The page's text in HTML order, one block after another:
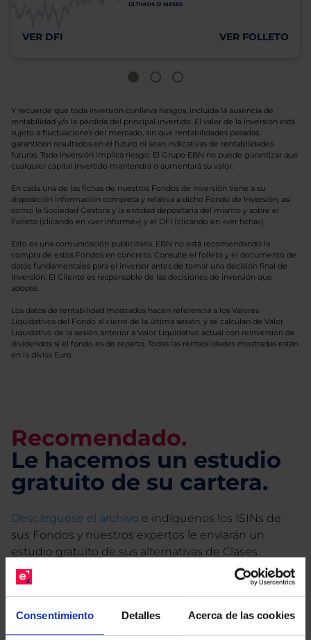
Consentimiento Detalles Acerca de las cookies
ÚLTIMOS 12 MESES
VER DFI VER FOLLETO
Y recuerde que toda inversión conlleva riesgos, incluida la ausencia de
rentabilidad y/o la pérdida del principal invertido. El valor de la inversión está
sujeto a fluctuaciones del mercado, sin que rentabilidades pasadas
garanticen resultados en el futuro ni sean indicativas de rentabilidades
futuras. Toda inversión implica riesgo. El Grupo EBN no puede garantizar que
cualquier capital invertido mantendrá o aumentará su valor.
En cada una de las fichas de nuestros Fondos de Inversión tiene a su
disposición información completa y relativa a dicho Fondo de Inversión, así
como la Sociedad Gestora y la entidad depositaria del mismo y sobre el
Folleto (clicando en «ver informe») y el DFI (clicando en «ver ficha»).
Esto es una comunicación publicitaria. EBN no está recomendando la
compra de estos Fondos en concreto. Consulte el folleto y el documento de
datos fundamentales para el inversor antes de tomar una decisión final de
inversión. El Cliente es responsable de las decisiones de inversión que
adopte.
Los datos de rentabilidad mostrados hacen referencia a los Valores
Liquidativos del Fondo al cierre de la última sesión, y se calculan de Valor
Liquidativo de la sesión anterior a Valor Liquidativo actual con reinversión de
dividendos si el fondo es de reparto. Todas las rentabilidades mostradas están
en la divisa Euro.
Recomendado.
Le hacemos un estudio
gratuito de su cartera.
Descárguese el archivo e indíquenos los ISINs de
sus Fondos y nuestros expertos le enviarán un
estudio gratuito de sus alternativas de Clases
Limpias con las que podrá ahorrar en sus costes.